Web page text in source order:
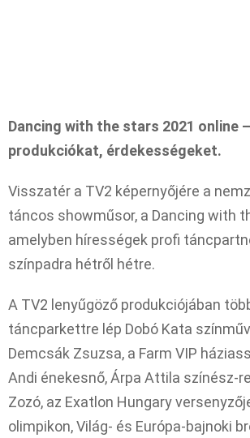
Dancing with the stars 2021 online
produkciókat, érdekességeket.
Visszatér a TV2 képernyőjére a
táncos showműsor, a Dancing with
amelyben hírességek profi
színpadra hétről hétre.
A TV2 lenyűgöző produkciójában
táncparkettre lép Dobó Kata
Demcsák Zsuzsa, a Farm VIP
Andi énekesnő, Árpa Attila színész-
Zozó, az Exatlon Hungary
olimpikon, Világ- és Európa-bajnoki